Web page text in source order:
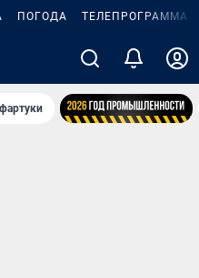
ПОГОДА ТЕЛЕПРОГРАММА